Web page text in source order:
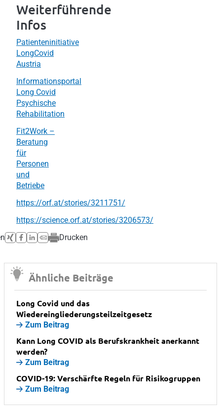
Weiterführende
Infos
Patienteninitiative
LongCovid
Austria
Informationsportal
Long Covid
Psychische
Rehabilitation
Fit2Work –
Beratung
für
Personen
und
Betriebe
https://orf.at/stories/3211751/
https://science.orf.at/stories/3206573/
Drucken
Ähnliche Beiträge
Long Covid und das
Wiedereingliederungsteilzeitgesetz
Zum Beitrag
Kann Long COVID als Berufskrankheit anerkannt
werden?
Zum Beitrag
COVID-19: Verschärfte Regeln für Risikogruppen
Zum Beitrag